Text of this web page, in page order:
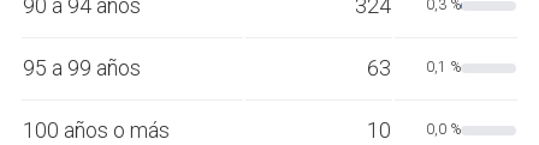
90 a 94 años 324 0,3 %
95 a 99 años 63 0,1 %
100 años o más 10 0,0 %